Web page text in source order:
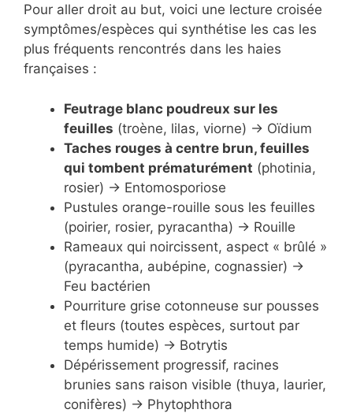
Pour aller droit au but, voici une lecture croisée
symptômes/espèces qui synthétise les cas les
plus fréquents rencontrés dans les haies
françaises :
Feutrage blanc poudreux sur les
feuilles (troène, lilas, viorne) → Oïdium
Taches rouges à centre brun, feuilles
qui tombent prématurément (photinia,
rosier) → Entomosporiose
Pustules orange-rouille sous les feuilles
(poirier, rosier, pyracantha) → Rouille
Rameaux qui noircissent, aspect « brûlé »
(pyracantha, aubépine, cognassier) →
Feu bactérien
Pourriture grise cotonneuse sur pousses
et fleurs (toutes espèces, surtout par
temps humide) → Botrytis
Dépérissement progressif, racines
brunies sans raison visible (thuya, laurier,
conifères) → Phytophthora